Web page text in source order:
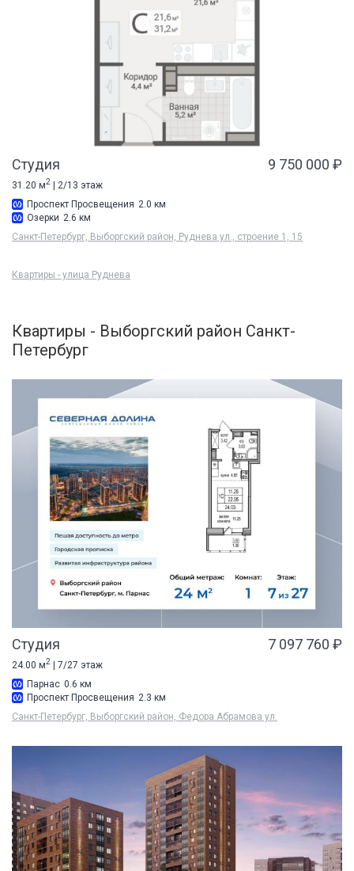
Студия 9 750 000 ₽
31.20 м2
| 2/13 этаж
Проспект Просвещения 2.0 км
Озерки 2.6 км
Санкт-Петербург, Выборгский район, Руднева ул., строение 1, 15
Квартиры - улица Руднева
Квартиры - Выборгский район Санкт-
Петербург
Студия 7 097 760 ₽
24.00 м2 | 7/27 этаж
Парнас 0.6 км
Проспект Просвещения 2.3 км
Санкт-Петербург, Выборгский район, Федора Абрамова ул.